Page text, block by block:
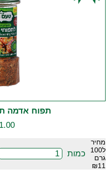
תפוח אדמה
מחיר
ל100
גרם
₪11
כמות